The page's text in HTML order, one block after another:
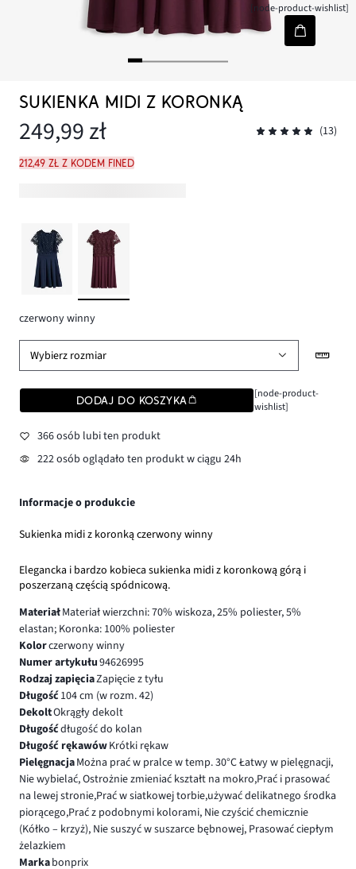
[node-product-wishlist]
SUKIENKA MIDI Z KORONKĄ
249,99 zł (13)
212,49 zł z kodem FINED
czerwony winny
Wybierz rozmiar
DODAJ DO KOSZYKA
[node-product-
wishlist]
366 osób lubi ten produkt
222 osób oglądało ten produkt w ciągu 24h
Informacje o produkcie
Sukienka midi z koronką czerwony winny
Elegancka i bardzo kobieca sukienka midi z koronkową górą i
poszerzaną częścią spódnicową.
MateriałMateriał wierzchni: 70% wiskoza, 25% poliester, 5%
elastan; Koronka: 100% poliester
Kolorczerwony winny
Numer artykułu94626995
Rodzaj zapięciaZapięcie z tyłu
Długość104 cm (w rozm. 42)
DekoltOkrągły dekolt
Długośćdługość do kolan
Długość rękawówKrótki rękaw
PielęgnacjaMożna prać w pralce w temp. 30°C Łatwy w pielęgnacji,
Nie wybielać, Ostrożnie zmieniać kształt na mokro,Prać i prasować
na lewej stronie,Prać w siatkowej torbie,używać delikatnego środka
piorącego,Prać z podobnymi kolorami, Nie czyścić chemicznie
(Kółko – krzyż), Nie suszyć w suszarce bębnowej, Prasować ciepłym
żelazkiem
Markabonprix